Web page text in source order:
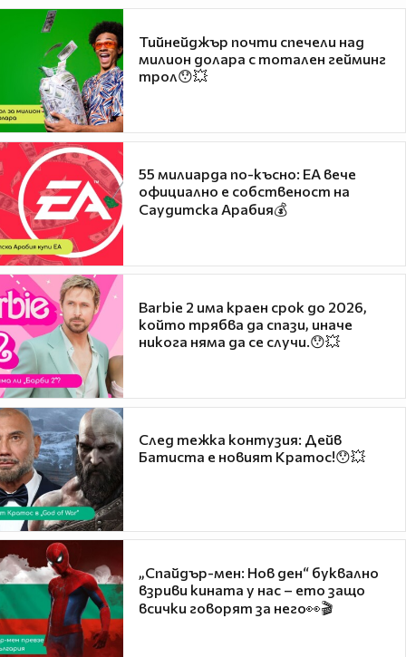
Тийнейджър почти спечели над
милион долара с тотален гейминг
трол😯💥
55 милиарда по-късно: EA вече
официално е собственост на
Саудитска Арабия💰
Barbie 2 има краен срок до 2026,
който трябва да спази, иначе
никога няма да се случи.😯💥
След тежка контузия: Дейв
Батиста е новият Кратос!😯💥
„Спайдър-мен: Нов ден“ буквално
взриви кината у нас – ето защо
всички говорят за него👀🎬